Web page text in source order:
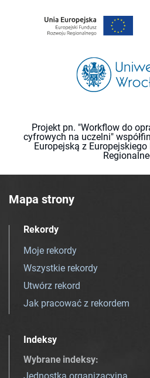
Projekt pn. "Workflow do
cyfrowych na uczelni"
Europejską z
Mapa strony
Rekordy
Moje rekordy
Wszystkie rekordy
Utwórz rekord
Jak pracować z rekordem
Indeksy
Wybrane indeksy:
Jednostka organizacyjna